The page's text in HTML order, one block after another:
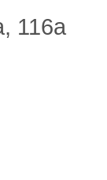
116а